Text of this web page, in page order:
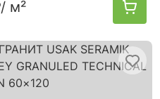
/ м²